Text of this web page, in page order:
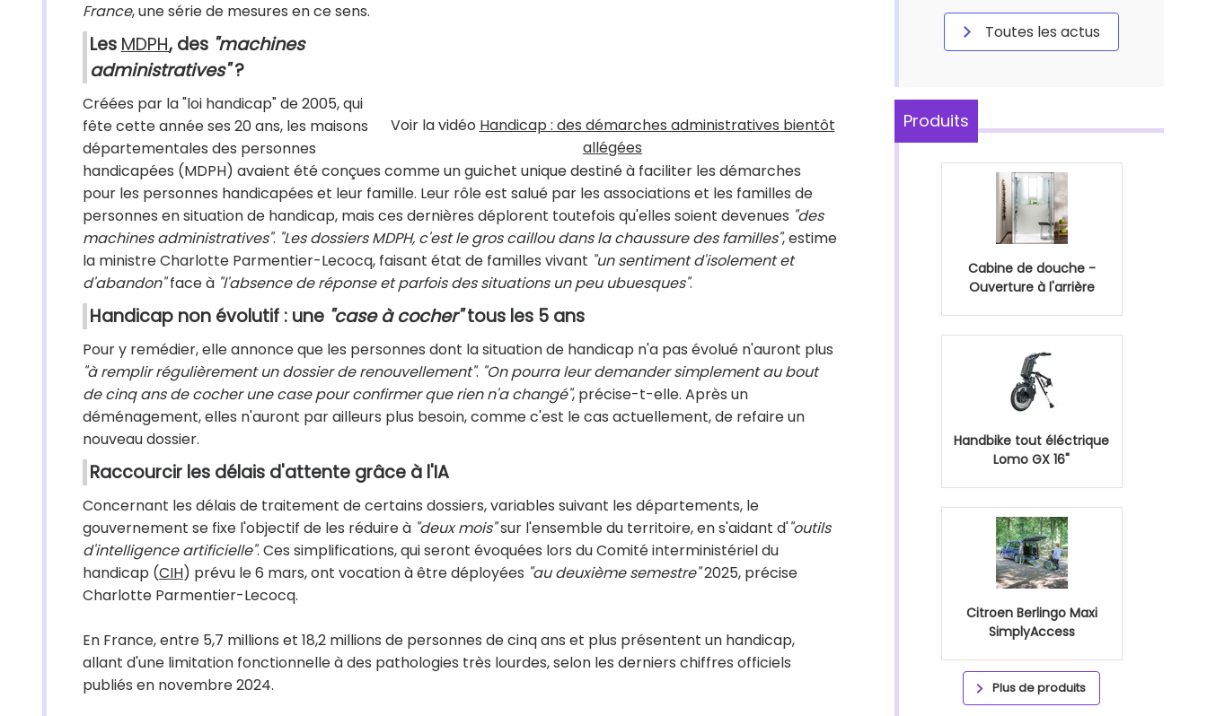
Voir la vidéo Handicap : des démarches administratives bientôt
allégées
France, une série de mesures en ce sens.
Les MDPH, des "machines
administratives"?
Créées par la "loi handicap" de 2005, qui
fête cette année ses 20 ans, les maisons
départementales des personnes
handicapées (MDPH) avaient été conçues comme un guichet unique destiné à faciliter les démarches
pour les personnes handicapées et leur famille. Leur rôle est salué par les associations et les familles de
personnes en situation de handicap, mais ces dernières déplorent toutefois qu'elles soient devenues "des
machines administratives". "Les dossiers MDPH, c'est le gros caillou dans la chaussure des familles", estime
la ministre Charlotte Parmentier-Lecocq, faisant état de familles vivant "un sentiment d'isolement et
d'abandon"face à "l'absence de réponse et parfois des situations un peu ubuesques".
Handicap non évolutif : une "case à cocher"tous les 5 ans
Pour y remédier, elle annonce que les personnes dont la situation de handicap n'a pas évolué n'auront plus
"à remplir régulièrement un dossier de renouvellement". "On pourra leur demander simplement au bout
de cinq ans de cocher une case pour confirmer que rien n'a changé", précise-t-elle. Après un
déménagement, elles n'auront par ailleurs plus besoin, comme c'est le cas actuellement, de refaire un
nouveau dossier.
Raccourcir les délais d'attente grâce à l'IA
Concernant les délais de traitement de certains dossiers, variables suivant les départements, le
gouvernement se fixe l'objectif de les réduire à "deux mois"sur l'ensemble du territoire, en s'aidant d'"outils
d'intelligence artificielle". Ces simplifications, qui seront évoquées lors du Comité interministériel du
handicap (CIH) prévu le 6 mars, ont vocation à être déployées "au deuxième semestre"2025, précise
Charlotte Parmentier-Lecocq.
En France, entre 5,7 millions et 18,2 millions de personnes de cinq ans et plus présentent un handicap,
allant d'une limitation fonctionnelle à des pathologies très lourdes, selon les derniers chiffres officiels
publiés en novembre 2024.
Toutes les actus
Produits
Cabine de douche -
Ouverture à l'arrière
Handbike tout éléctrique
Lomo GX 16"
Citroen Berlingo Maxi
SimplyAccess
Plus de produits